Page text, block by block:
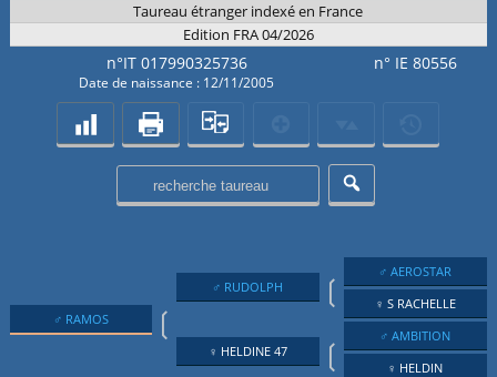
Taureau étranger indexé en France
Edition FRA 04/2026
n°IT 017990325736 n° IE 80556
Date de naissance : 12/11/2005
♂ RAMOS ❲
♂ RUDOLPH ❲
♂ AEROSTAR
♀ S RACHELLE
♀ HELDINE 47 ❲
♂ AMBITION
♀ HELDIN